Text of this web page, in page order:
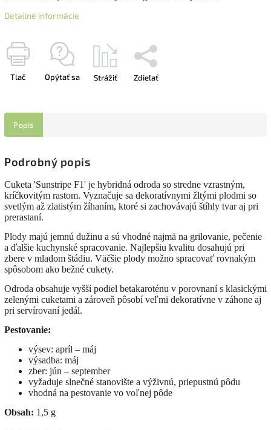
Detailné informácie
Tlač Opýtať sa Strážiť Zdieľať
Popis
Podrobný popis
Cuketa 'Sunstripe F1' je hybridná odroda so stredne vzrastným,
kríčkovitým rastom. Vyznačuje sa dekoratívnymi žltými plodmi so
svetlým až zlatistým žíhaním, ktoré si zachovávajú štíhly tvar aj pri
prerastaní.
Plody majú jemnú dužinu a sú vhodné najmä na grilovanie, pečenie
a ďalšie kuchynské spracovanie. Najlepšiu kvalitu dosahujú pri
zbere v mladom štádiu. Väčšie plody možno spracovať rovnakým
spôsobom ako bežné cukety.
Odroda obsahuje vyšší podiel betakaroténu v porovnaní s klasickými
zelenými cuketami a zároveň pôsobí veľmi dekoratívne v záhone aj
pri servírovaní jedál.
Pestovanie:
výsev: apríl – máj
výsadba: máj
zber: jún – september
vyžaduje slnečné stanovište a výživnú, priepustnú pôdu
vhodná na pestovanie vo voľnej pôde
Obsah: 1,5 g